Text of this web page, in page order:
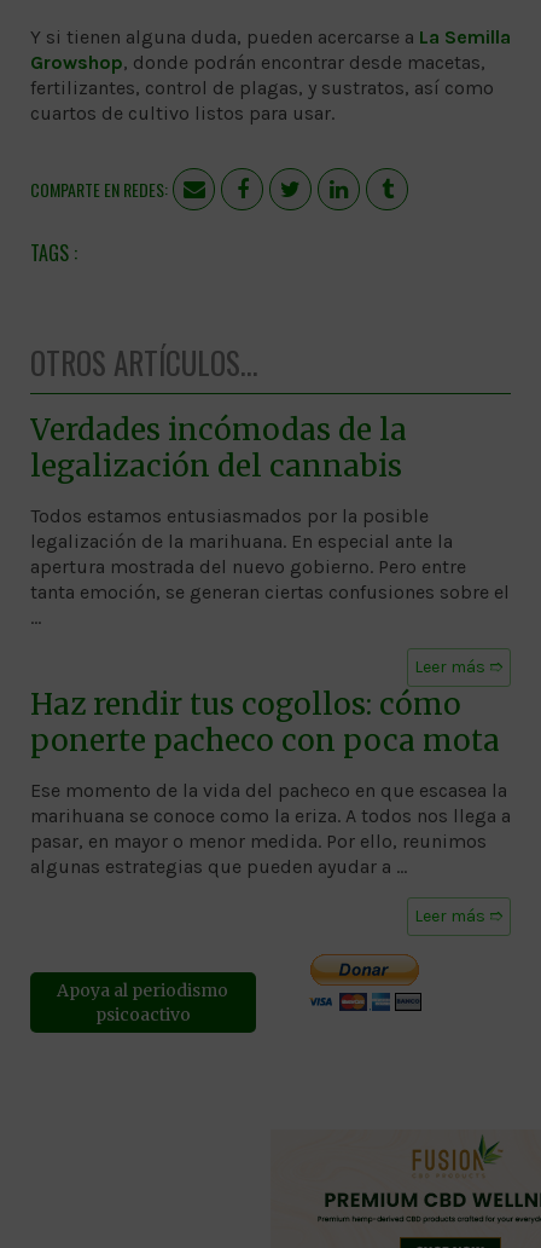
Y si tienen alguna duda, pueden acercarse a La Semilla
Growshop, donde podrán encontrar desde macetas,
fertilizantes, control de plagas, y sustratos, así como
cuartos de cultivo listos para usar.
COMPARTE EN REDES:
OTROS ARTÍCULOS...
Verdades incómodas de la
legalización del cannabis
Todos estamos entusiasmados por la posible
legalización de la marihuana. En especial ante la
apertura mostrada del nuevo gobierno. Pero entre
tanta emoción, se generan ciertas confusiones sobre el
…
Leer más ➱
Haz rendir tus cogollos: cómo
ponerte pacheco con poca mota
Ese momento de la vida del pacheco en que escasea la
marihuana se conoce como la eriza. A todos nos llega a
pasar, en mayor o menor medida. Por ello, reunimos
algunas estrategias que pueden ayudar a …
Leer más ➱
Apoya al periodismo
psicoactivo